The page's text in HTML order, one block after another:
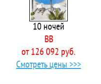
10 ночей
BB
от 126 092 руб.
Смотреть цены >>>